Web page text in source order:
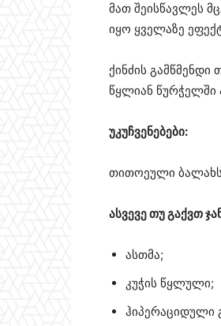
მათ შეისწავლეს
იყო ყველაზე
ქინძის
წყლიან
უკუჩვენებები:
თითოეული ბალახს
ასვევე თუ გაქვთ
ასთმა;
კუჭის წყლული;
ჰიპერაციდული